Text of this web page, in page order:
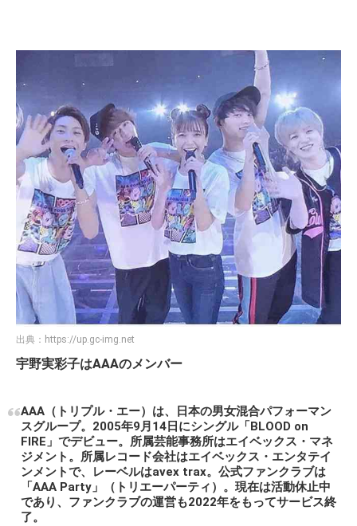
出典： https://up.gc-img.net
宇野実彩子はAAAのメンバー
AAA（トリプル・エー）は、日本の男女混合パフォーマン
スグループ。2005年9月14日にシングル「BLOOD on
FIRE」でデビュー。所属芸能事務所はエイベックス・マネ
ジメント。所属レコード会社はエイベックス・エンタテイ
ンメントで、レーベルはavex trax。公式ファンクラブは
「AAA Party」（トリエーパーティ）。現在は活動休止中
であり、ファンクラブの運営も2022年をもってサービス終
了。